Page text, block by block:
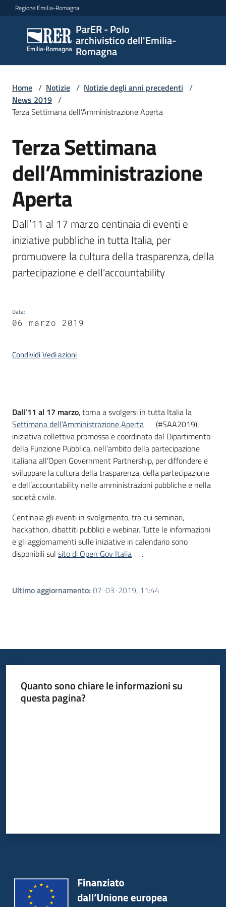
Vai al contenuto
Vai alla navigazione
Vai al footer
Regione Emilia-Romagna
ParER - Polo
archivistico dell'Emilia-
Romagna
ParER -
Polo
archivistico
Romagna
archivistico
Archivio
storico
Conservazione
Argomenti
Home / Notizie / Notizie degli anni precedenti /
News 2019 /
Terza Settimana dell’Amministrazione Aperta
Salta al contenuto
Terza Settimana
dell’Amministrazione
Aperta
Dall’11 al 17 marzo centinaia di eventi e
iniziative pubbliche in tutta Italia, per
promuovere la cultura della trasparenza, della
partecipazione e dell’accountability
Data:
06 marzo 2019
CondividiVedi azioni
Introduzione
Dall’11 al 17 marzo, torna a svolgersi in tutta Italia la
Settimana dell’Amministrazione Aperta
(#SAA2019),
iniziativa collettiva promossa e coordinata dal Dipartimento
della Funzione Pubblica, nell’ambito della partecipazione
italiana all’Open Government Partnership, per diffondere e
sviluppare la cultura della trasparenza, della partecipazione
e dell’accountability nelle amministrazioni pubbliche e nella
società civile.
Centinaia gli eventi in svolgimento, tra cui seminari,
hackathon, dibattiti pubblici e webinar. Tutte le informazioni
e gli aggiornamenti sulle iniziative in calendario sono
disponibili sul sito di Open Gov Italia .
Ultimo aggiornamento: 07-03-2019, 11:44
Quanto sono chiare le informazioni su
questa pagina?